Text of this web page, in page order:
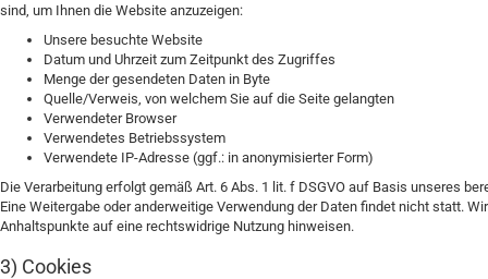
sind, um Ihnen die Website anzuzeigen:
Unsere besuchte Website
Datum und Uhrzeit zum Zeitpunkt des Zugriffes
Menge der gesendeten Daten in Byte
Quelle/Verweis, von welchem Sie auf die Seite gelangten
Verwendeter Browser
Verwendetes Betriebssystem
Verwendete IP-Adresse (ggf.: in anonymisierter Form)
Die Verarbeitung erfolgt gemäß Art. 6 Abs. 1 lit. f DSGVO auf Basis unseres
Eine Weitergabe oder anderweitige Verwendung der Daten findet nicht statt.
Anhaltspunkte auf eine rechtswidrige Nutzung hinweisen.
3) Cookies